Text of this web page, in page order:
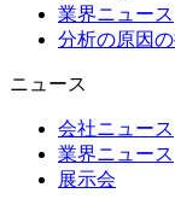
業界ニュース
分析の原因
ニュース
会社ニュース
業界ニュース
展示会